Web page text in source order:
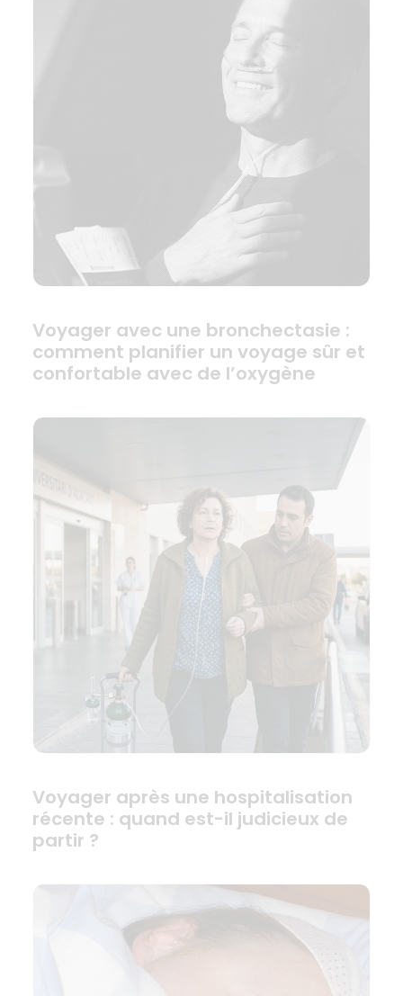
Voyager avec une bronchectasie :
comment planifier un voyage sûr et
confortable avec de l’oxygène
Voyager après une hospitalisation
récente : quand est-il judicieux de
partir ?